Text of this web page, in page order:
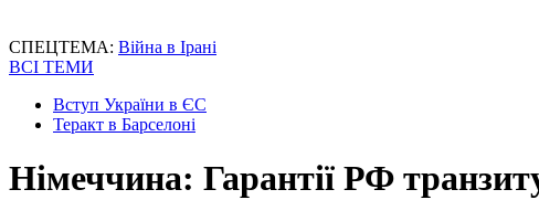
СПЕЦТЕМА: Війна в Ірані
ВСІ ТЕМИ
Вступ України в ЄС
Теракт в Барселоні
Німеччина: Гарантії РФ